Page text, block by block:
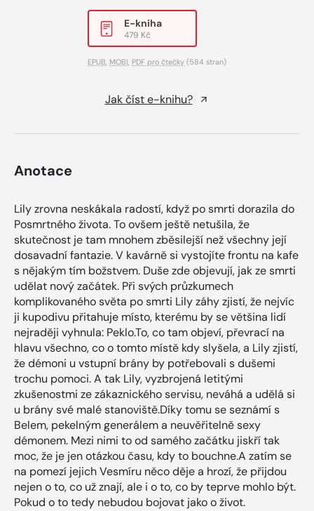
E-kniha
479 Kč
EPUB, MOBI, PDF pro čtečky (584 stran)
Jak číst e-knihu?
Anotace
Lily zrovna neskákala radostí, když po smrti dorazila do
Posmrtného života. To ovšem ještě netušila, že
skutečnost je tam mnohem zběsilejší než všechny její
dosavadní fantazie. V kavárně si vystojíte frontu na kafe
s nějakým tím božstvem. Duše zde objevují, jak ze smrti
udělat nový začátek. Při svých průzkumech
komplikovaného světa po smrti Lily záhy zjistí, že nejvíc
ji kupodivu přitahuje místo, kterému by se většina lidí
nejraději vyhnula: Peklo.To, co tam objeví, převrací na
hlavu všechno, co o tomto místě kdy slyšela, a Lily zjistí,
že démoni u vstupní brány by potřebovali s dušemi
trochu pomoci. A tak Lily, vyzbrojená letitými
zkušenostmi ze zákaznického servisu, neváhá a udělá si
u brány své malé stanoviště.Díky tomu se seznámí s
Belem, pekelným generálem a neuvěřitelně sexy
démonem. Mezi nimi to od samého začátku jiskří tak
moc, že je jen otázkou času, kdy to bouchne.A zatím se
na pomezí jejich Vesmíru něco děje a hrozí, že přijdou
nejen o to, co už znají, ale i o to, co by teprve mohlo být.
Pokud o to tedy nebudou bojovat jako o život.